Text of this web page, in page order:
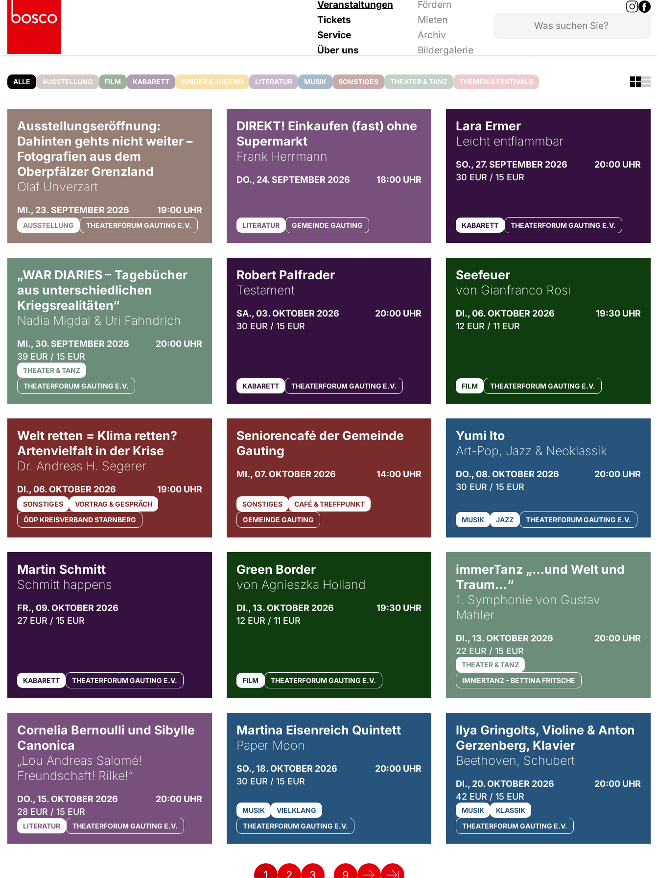
Veranstaltungen
Fördern
Tickets
Mieten
Service
Archiv
Über uns
Bildergalerie
ALLE AUSSTELLUNG FILM KABARETT KINDER & JUGEND LITERATUR MUSIK SONSTIGES THEATER & TANZ THEMEN & FESTIVALS
Ausstellungseröffnung:
Dahinten gehts nicht weiter –
Fotografien aus dem
Oberpfälzer Grenzland
Olaf Unverzart
MI., 23. SEPTEMBER 2026 19:00 UHR
AUSSTELLUNG THEATERFORUM GAUTING E.V.
DIREKT! Einkaufen (fast) ohne
Supermarkt
Frank Herrmann
DO., 24. SEPTEMBER 2026 18:00 UHR
LITERATUR GEMEINDE GAUTING
Lara Ermer
Leicht entflammbar
SO., 27. SEPTEMBER 2026
20:00 UHR
30 EUR / 15 EUR
KABARETT THEATERFORUM GAUTING E.V.
„WAR DIARIES – Tagebücher
aus unterschiedlichen
Kriegsrealitäten“
Nadia Migdal & Uri Fahndrich
MI., 30. SEPTEMBER 2026
20:00 UHR
39 EUR / 15 EUR
THEATER & TANZ
THEATERFORUM GAUTING E.V.
Robert Palfrader
Testament
SA., 03. OKTOBER 2026
20:00 UHR
30 EUR / 15 EUR
KABARETT THEATERFORUM GAUTING E.V.
Seefeuer
von Gianfranco Rosi
DI., 06. OKTOBER 2026
19:30 UHR
12 EUR / 11 EUR
FILM THEATERFORUM GAUTING E.V.
Welt retten = Klima retten?
Artenvielfalt in der Krise
Dr. Andreas H. Segerer
DI., 06. OKTOBER 2026 19:00 UHR
SONSTIGES
VORTRAG & GESPRÄCH
ÖDP KREISVERBAND STARNBERG
Seniorencafé der Gemeinde
Gauting
MI., 07. OKTOBER 2026 14:00 UHR
SONSTIGES
CAFÉ & TREFFPUNKT
GEMEINDE GAUTING
Yumi Ito
Art-Pop, Jazz & Neoklassik
DO., 08. OKTOBER 2026
20:00 UHR
30 EUR / 15 EUR
MUSIK JAZZ THEATERFORUM GAUTING E.V.
Martin Schmitt
Schmitt happens
FR., 09. OKTOBER 2026
27 EUR / 15 EUR
KABARETT THEATERFORUM GAUTING E.V.
Green Border
von Agnieszka Holland
DI., 13. OKTOBER 2026
19:30 UHR
12 EUR / 11 EUR
FILM THEATERFORUM GAUTING E.V.
immerTanz „…und Welt und
Traum…“
1. Symphonie von Gustav
Mahler
DI., 13. OKTOBER 2026
20:00 UHR
22 EUR / 15 EUR
THEATER & TANZ
IMMERTANZ – BETTINA FRITSCHE
Cornelia Bernoulli und Sibylle
Canonica
„Lou Andreas Salomé!
Freundschaft! Rilke!“
DO., 15. OKTOBER 2026
20:00 UHR
28 EUR / 15 EUR
LITERATUR THEATERFORUM GAUTING E.V.
Martina Eisenreich Quintett
Paper Moon
SO., 18. OKTOBER 2026
20:00 UHR
30 EUR / 15 EUR
MUSIK
VIELKLANG
THEATERFORUM GAUTING E.V.
Ilya Gringolts, Violine & Anton
Gerzenberg, Klavier
Beethoven, Schubert
DI., 20. OKTOBER 2026
20:00 UHR
42 EUR / 15 EUR
MUSIK
KLASSIK
THEATERFORUM GAUTING E.V.
1 2 3 … 9